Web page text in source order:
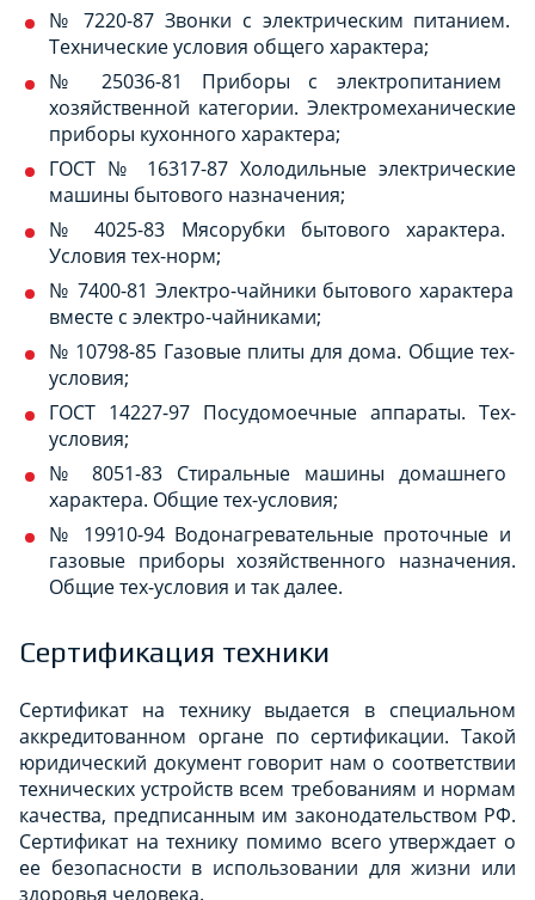
№ 7220-87 Звонки с электрическим питанием.
Технические условия общего характера;
№ 25036-81 Приборы с электропитанием
хозяйственной категории. Электромеханические
приборы кухонного характера;
ГОСТ № 16317-87 Холодильные электрические
машины бытового назначения;
№ 4025-83 Мясорубки бытового характера.
Условия тех-норм;
№ 7400-81 Электро-чайники бытового характера
вместе с электро-чайниками;
№ 10798-85 Газовые плиты для дома. Общие тех-
условия;
ГОСТ 14227-97 Посудомоечные аппараты. Тех-
условия;
№ 8051-83 Стиральные машины домашнего
характера. Общие тех-условия;
№ 19910-94 Водонагревательные проточные и
газовые приборы хозяйственного назначения.
Общие тех-условия и так далее.
Сертификация техники
Сертификат на технику выдается в специальном
аккредитованном органе по сертификации. Такой
юридический документ говорит нам о соответствии
технических устройств всем требованиям и нормам
качества, предписанным им законодательством РФ.
Сертификат на технику помимо всего утверждает о
ее безопасности в использовании для жизни или
здоровья человека.